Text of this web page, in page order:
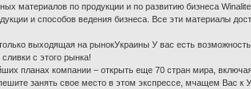
материалов по продукции и по развитию бизнеса
и способов ведения бизнеса. Все эти материалы
выходящая на рынокУкраины У вас есть
с этого рынка!
планах компании – открыть еще 70 стран мира,
занять свое место в этом экспрессе, мчащем Вас к